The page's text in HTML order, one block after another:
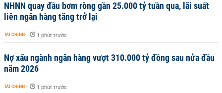
NHNN quay đầu bơm ròng gần 25.000 tỷ tuần qua, lãi suất
liên ngân hàng tăng trở lại
TÀI CHÍNH - 1 phút trước
Nợ xấu ngành ngân hàng vượt 310.000 tỷ đồng sau nửa đầu
năm 2026
TÀI CHÍNH - 1 phút trước